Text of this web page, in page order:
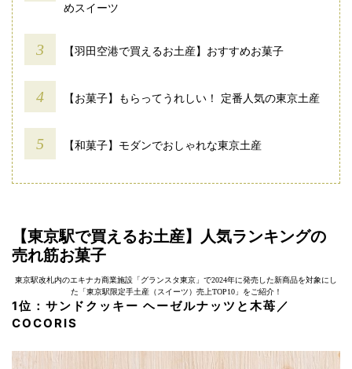
めスイーツ
【羽田空港で買えるお土産】おすすめお菓子
【お菓子】もらってうれしい！ 定番人気の東京土産
【和菓子】モダンでおしゃれな東京土産
【東京駅で買えるお土産】人気ランキングの
売れ筋お菓子
東京駅改札内のエキナカ商業施設「グランスタ東京」で2024年に発売した新商品を対象にし
た「東京駅限定手土産（スイーツ）売上TOP10」をご紹介！
1位：サンドクッキー ヘーゼルナッツと木苺／
COCORIS